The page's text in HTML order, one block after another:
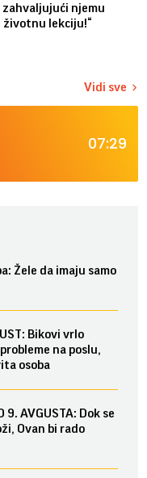
zahvaljujući njemu
životnu lekciju!“
Vidi sve
07:29
Žele da imaju samo
Bikovi vrlo
na poslu,
osoba
9. AVGUSTA: Dok se
Ovan bi rado